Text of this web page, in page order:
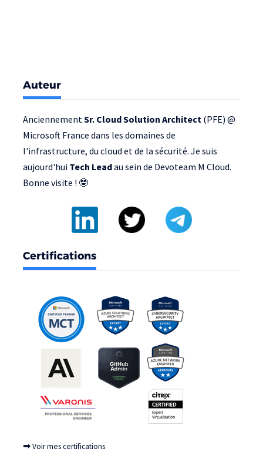
Auteur
Anciennement Sr. Cloud Solution Architect (PFE) @
Microsoft France dans les domaines de
l'infrastructure, du cloud et de la sécurité. Je suis
aujourd'hui Tech Leadau sein de Devoteam M Cloud.
Bonne visite ! 🤓
Certifications
➡Voir mes certifications